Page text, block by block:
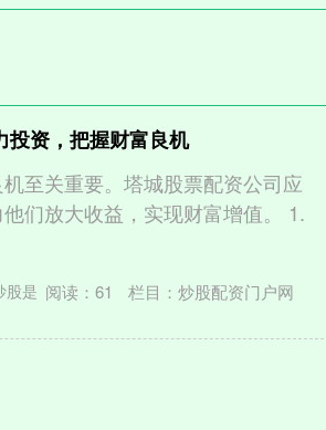
投资，把握财富良机
至关重要。塔城股票配资公司应
们放大收益，实现财富增值。 1.
股是 阅读： 61 栏目： 炒股配资门户网